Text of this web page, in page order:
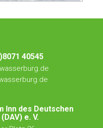
40545
Inn des Deutschen
e. V.